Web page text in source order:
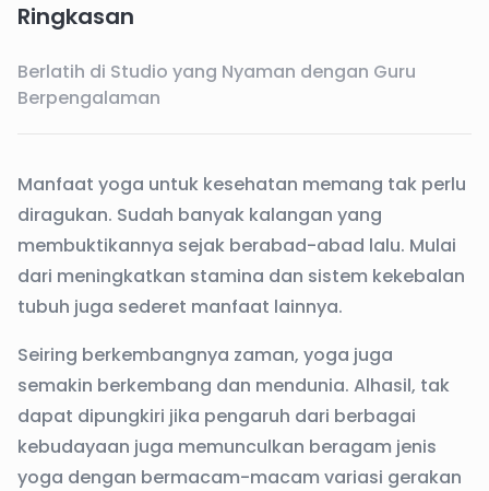
Ringkasan
Berlatih di Studio yang Nyaman dengan Guru
Berpengalaman
Manfaat yoga untuk kesehatan memang tak perlu
diragukan. Sudah banyak kalangan yang
membuktikannya sejak berabad-abad lalu. Mulai
dari meningkatkan stamina dan sistem kekebalan
tubuh juga sederet manfaat lainnya.
Seiring berkembangnya zaman, yoga juga
semakin berkembang dan mendunia. Alhasil, tak
dapat dipungkiri jika pengaruh dari berbagai
kebudayaan juga memunculkan beragam jenis
yoga dengan bermacam-macam variasi gerakan